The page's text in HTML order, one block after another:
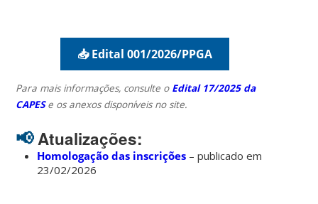
📥 Edital 001/2026/PPGA
Para mais informações, consulte o Edital 17/2025 da
CAPESe os anexos disponíveis no site.
📢Atualizações:
Homologação das inscrições – publicado em
23/02/2026